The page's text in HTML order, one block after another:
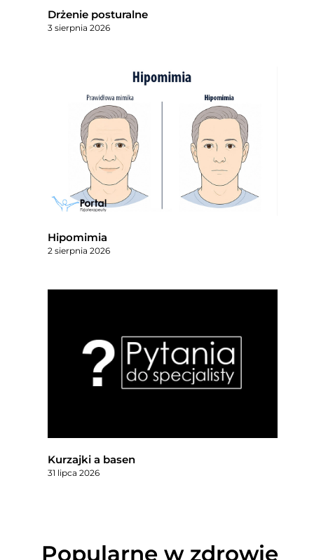
Drżenie posturalne
3 sierpnia 2026
Hipomimia
2 sierpnia 2026
Kurzajki a basen
31 lipca 2026
Popularne w zdrowie